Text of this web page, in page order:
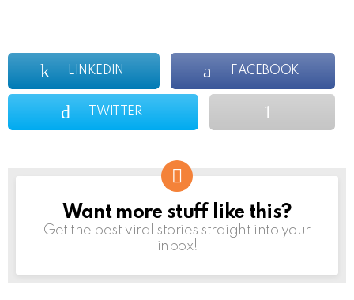
LINKEDIN FACEBOOK
TWITTER
NEWSLETTER
Want more stuff like this?
Get the best viral stories straight into your
inbox!